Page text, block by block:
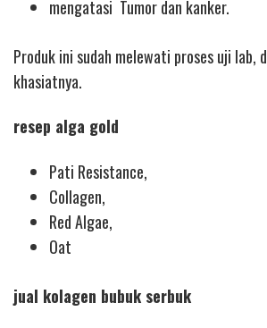
mengatasi Tumor dan kanker.
Produk ini sudah melewati proses uji
khasiatnya.
resep alga gold
Pati Resistance,
Collagen,
Red Algae,
Oat
jual kolagen bubuk serbuk